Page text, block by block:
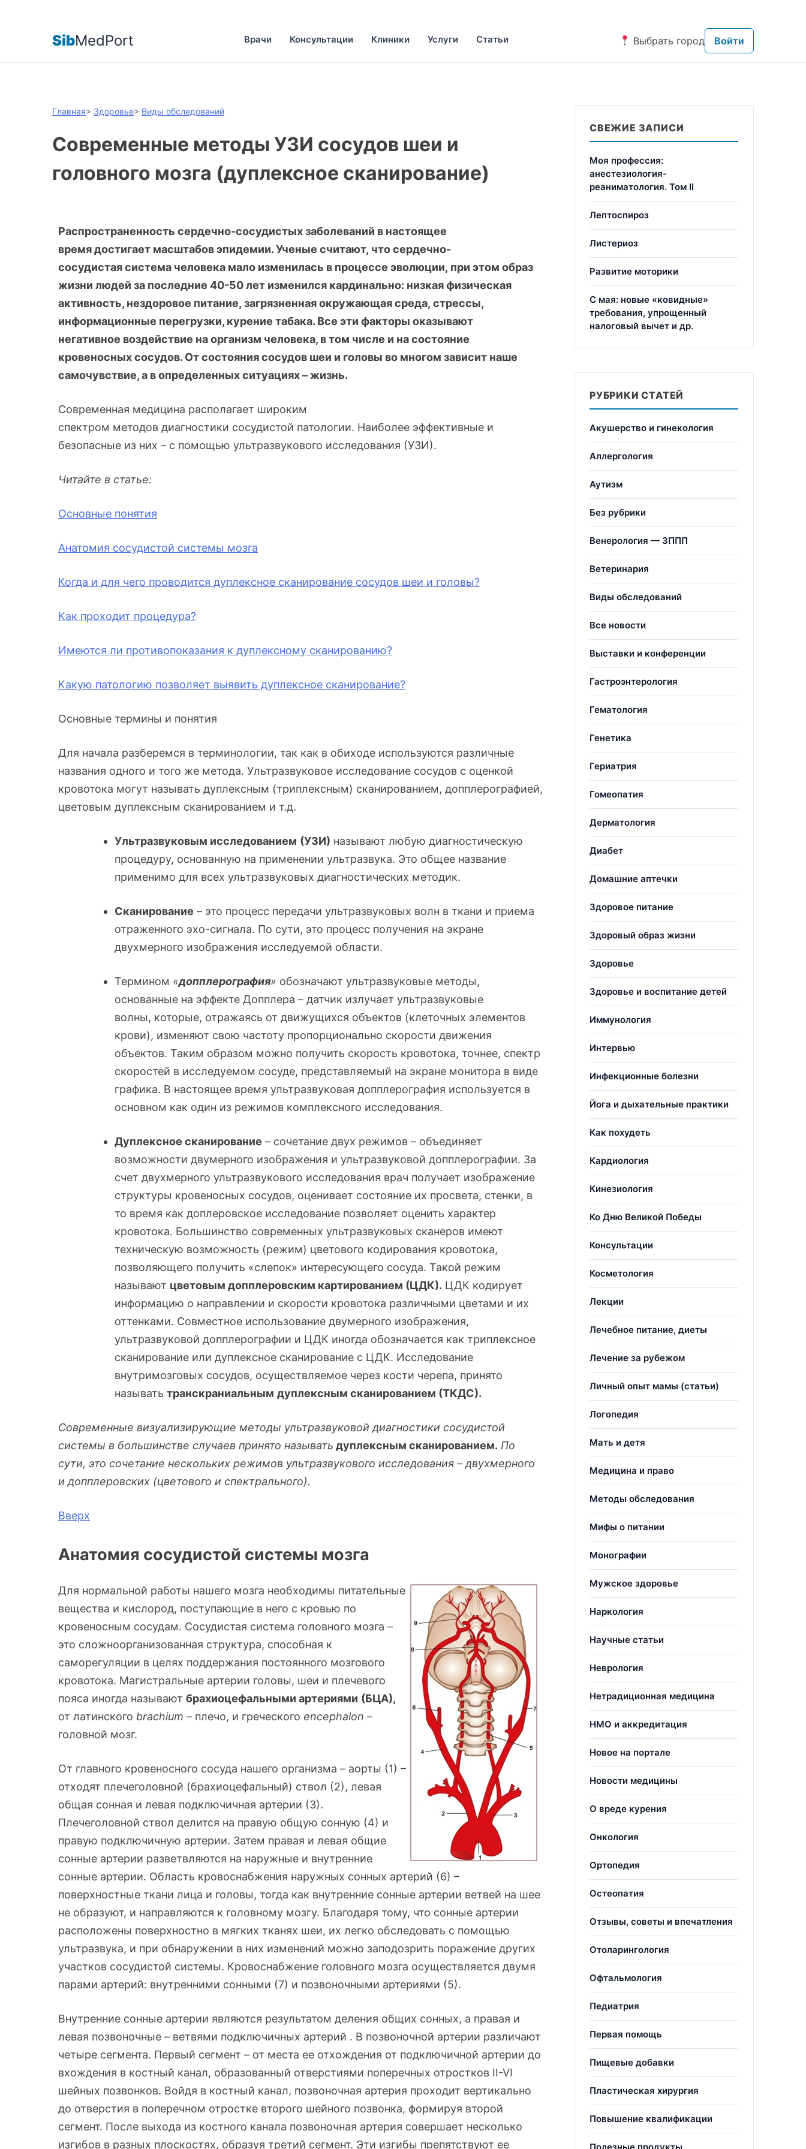
SibMedPort Врачи Консультации Клиники Услуги Статьи Выбрать город Войти
Главная> Здоровье> Виды обследований
Современные методы УЗИ сосудов шеи и
головного мозга (дуплексное сканирование)
Распространенность сердечно-сосудистых заболеваний в настоящее
время достигает масштабов эпидемии. Ученые считают, что сердечно-
сосудистая система человека мало изменилась в процессе эволюции, при этом образ
жизни людей за последние 40-50 лет изменился кардинально: низкая физическая
активность, нездоровое питание, загрязненная окружающая среда, стрессы,
информационные перегрузки, курение табака. Все эти факторы оказывают
негативное воздействие на организм человека, в том числе и на состояние
кровеносных сосудов. От состояния сосудов шеи и головы во многом зависит наше
самочувствие, а в определенных ситуациях – жизнь.
Современная медицина располагает широким
спектром методов диагностики сосудистой патологии. Наиболее эффективные и
безопасные из них – с помощью ультразвукового исследования (УЗИ).
Читайте в статье:
Основные понятия
Анатомия сосудистой системы мозга
Когда и для чего проводится дуплексное сканирование сосудов шеи и головы?
Как проходит процедура?
Имеются ли противопоказания к дуплексному сканированию?
Какую патологию позволяет выявить дуплексное сканирование?
Основные термины и понятия
Для начала разберемся в терминологии, так как в обиходе используются различные
названия одного и того же метода. Ультразвуковое исследование сосудов с оценкой
кровотока могут называть дуплексным (триплексным) сканированием, допплерографией,
цветовым дуплексным сканированием и т.д.
Ультразвуковым исследованием (УЗИ) называют любую диагностическую
процедуру, основанную на применении ультразвука. Это общее название
применимо для всех ультразвуковых диагностических методик.
Сканирование – это процесс передачи ультразвуковых волн в ткани и приема
отраженного эхо-сигнала. По сути, это процесс получения на экране
двухмерного изображения исследуемой области.
Термином «допплерография» обозначают ультразвуковые методы,
основанные на эффекте Допплера – датчик излучает ультразвуковые
волны, которые, отражаясь от движущихся объектов (клеточных элементов
крови), изменяют свою частоту пропорционально скорости движения
объектов. Таким образом можно получить скорость кровотока, точнее, спектр
скоростей в исследуемом сосуде, представляемый на экране монитора в виде
графика. В настоящее время ультразвуковая допплерография используется в
основном как один из режимов комплексного исследования.
Дуплексное сканирование – сочетание двух режимов – объединяет
возможности двумерного изображения и ультразвуковой допплерографии. За
счет двухмерного ультразвукового исследования врач получает изображение
структуры кровеносных сосудов, оценивает состояние их просвета, стенки, в
то время как доплеровское исследование позволяет оценить характер
кровотока. Большинство современных ультразвуковых сканеров имеют
техническую возможность (режим) цветового кодирования кровотока,
позволяющего получить «слепок» интересующего сосуда. Такой режим
называют цветовым допплеровским картированием (ЦДК). ЦДК кодирует
информацию о направлении и скорости кровотока различными цветами и их
оттенками. Совместное использование двумерного изображения,
ультразвуковой допплерографии и ЦДК иногда обозначается как триплексное
сканирование или дуплексное сканирование с ЦДК. Исследование
внутримозговых сосудов, осуществляемое через кости черепа, принято
называть транскраниальным дуплексным сканированием (ТКДС).
Современные визуализирующие методы ультразвуковой диагностики сосудистой
системы в большинстве случаев принято называть дуплексным сканированием. По
сути, это сочетание нескольких режимов ультразвукового исследования – двухмерного
и допплеровских (цветового и спектрального).
Вверх
Анатомия сосудистой системы мозга
Для нормальной работы нашего мозга необходимы питательные
вещества и кислород, поступающие в него с кровью по
кровеносным сосудам. Сосудистая система головного мозга –
это сложноорганизованная структура, способная к
саморегуляции в целях поддержания постоянного мозгового
кровотока. Магистральные артерии головы, шеи и плечевого
пояса иногда называют брахиоцефальными артериями (БЦА),
от латинского brachium – плечо, и греческого encephalon –
головной мозг.
От главного кровеносного сосуда нашего организма – аорты (1) –
отходят плечеголовной (брахиоцефальный) ствол (2), левая
общая сонная и левая подключичная артерии (3).
Плечеголовной ствол делится на правую общую сонную (4) и
правую подключичную артерии. Затем правая и левая общие
сонные артерии разветвляются на наружные и внутренние
сонные артерии. Область кровоснабжения наружных сонных артерий (6) –
поверхностные ткани лица и головы, тогда как внутренние сонные артерии ветвей на шее
не образуют, и направляются к головному мозгу. Благодаря тому, что сонные артерии
расположены поверхностно в мягких тканях шеи, их легко обследовать с помощью
ультразвука, и при обнаружении в них изменений можно заподозрить поражение других
участков сосудистой системы. Кровоснабжение головного мозга осуществляется двумя
парами артерий: внутренними сонными (7) и позвоночными артериями (5).
Внутренние сонные артерии являются результатом деления общих сонных, а правая и
левая позвоночные – ветвями подключичных артерий . В позвоночной артерии различают
четыре сегмента. Первый сегмент – от места ее отхождения от подключичной артерии до
вхождения в костный канал, образованный отверстиями поперечных отростков II-VI
шейных позвонков. Войдя в костный канал, позвоночная артерия проходит вертикально
до отверстия в поперечном отростке второго шейного позвонка, формируя второй
сегмент. После выхода из костного канала позвоночная артерия совершает несколько
изгибов в разных плоскостях, образуя третий сегмент. Эти изгибы препятствуют ее
СВЕЖИЕ ЗАПИСИ
Моя профессия:
анестезиология-
реаниматология. Том II
Лептоспироз
Листериоз
Развитие моторики
С мая: новые «ковидные»
требования, упрощенный
налоговый вычет и др.
РУБРИКИ СТАТЕЙ
Акушерство и гинекология
Аллергология
Аутизм
Без рубрики
Венерология — ЗППП
Ветеринария
Виды обследований
Все новости
Выставки и конференции
Гастроэнтерология
Гематология
Генетика
Гериатрия
Гомеопатия
Дерматология
Диабет
Домашние аптечки
Здоровое питание
Здоровый образ жизни
Здоровье
Здоровье и воспитание детей
Иммунология
Интервью
Инфекционные болезни
Йога и дыхательные практики
Как похудеть
Кардиология
Кинезиология
Ко Дню Великой Победы
Консультации
Косметология
Лекции
Лечебное питание, диеты
Лечение за рубежом
Личный опыт мамы (статьи)
Логопедия
Мать и детя
Медицина и право
Методы обследования
Мифы о питании
Монографии
Мужское здоровье
Наркология
Научные статьи
Неврология
Нетрадиционная медицина
НМО и аккредитация
Новое на портале
Новости медицины
О вреде курения
Онкология
Ортопедия
Остеопатия
Отзывы, советы и впечатления
Отоларингология
Офтальмология
Педиатрия
Первая помощь
Пищевые добавки
Пластическая хирургия
Повышение квалификации